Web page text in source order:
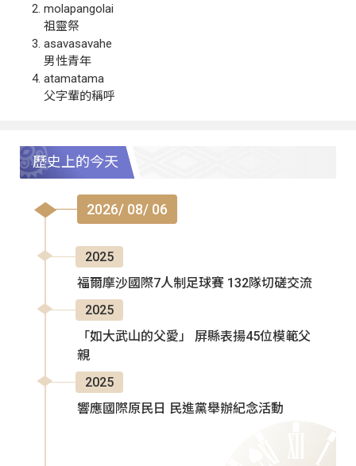
molapangolai
祖靈祭
asavasavahe
男性青年
atamatama
父字輩的稱呼
歷史上的今天
2026/ 08/ 06
2025
福爾摩沙國際7人制足球賽 132隊切磋交流
2025
「如大武山的父愛」 屏縣表揚45位模範父
親
2025
響應國際原民日 民進黨舉辦紀念活動